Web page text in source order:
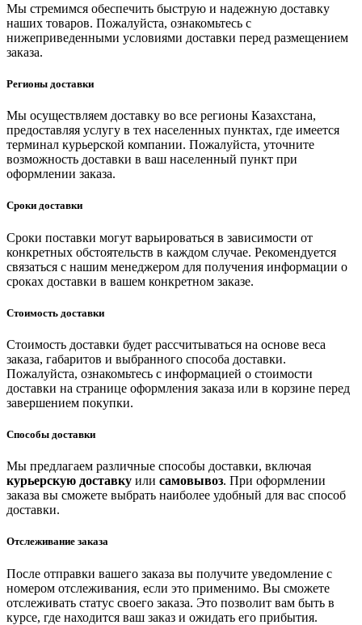
Мы стремимся обеспечить быструю и надежную доставку
наших товаров. Пожалуйста, ознакомьтесь с
нижеприведенными условиями доставки перед размещением
заказа.
Регионы доставки
Мы осуществляем доставку во все регионы Казахстана,
предоставляя услугу в тех населенных пунктах, где имеется
терминал курьерской компании. Пожалуйста, уточните
возможность доставки в ваш населенный пункт при
оформлении заказа.
Сроки доставки
Сроки поставки могут варьироваться в зависимости от
конкретных обстоятельств в каждом случае. Рекомендуется
связаться с нашим менеджером для получения информации о
сроках доставки в вашем конкретном заказе.
Стоимость доставки
Стоимость доставки будет рассчитываться на основе веса
заказа, габаритов и выбранного способа доставки.
Пожалуйста, ознакомьтесь с информацией о стоимости
доставки на странице оформления заказа или в корзине перед
завершением покупки.
Способы доставки
Мы предлагаем различные способы доставки, включая
курьерскую доставку или самовывоз. При оформлении
заказа вы сможете выбрать наиболее удобный для вас способ
доставки.
Отслеживание заказа
После отправки вашего заказа вы получите уведомление с
номером отслеживания, если это применимо. Вы сможете
отслеживать статус своего заказа. Это позволит вам быть в
курсе, где находится ваш заказ и ожидать его прибытия.